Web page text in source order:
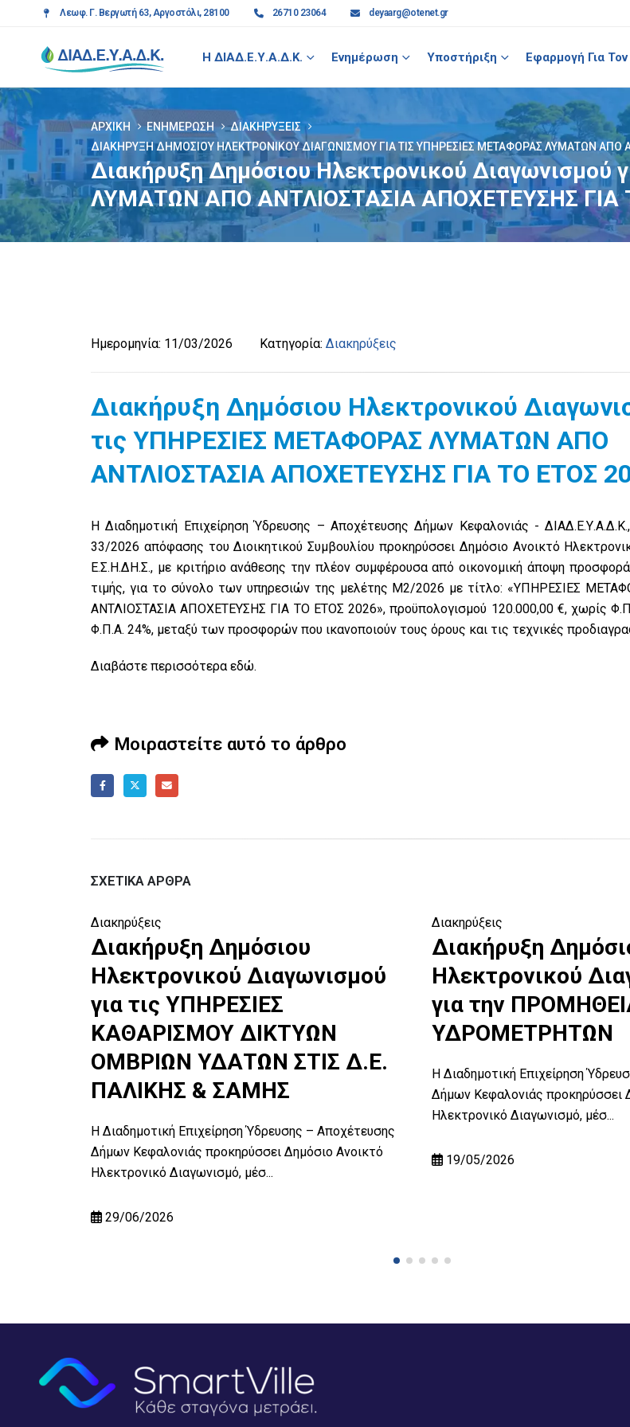
Λεωφ. Γ. Βεργωτή 63, Αργοστόλι, 28100 26710 23064 deyaarg@otenet.gr
Η ΔΙΑΔ.Ε.Υ.Α.Δ.Κ. Ενημέρωση Υποστήριξη Εφαρμογή Για
ΑΡΧΙΚΉ ΕΝΗΜΈΡΩΣΗ
ΔΙΑΚΗΡΎΞΕΙΣ
ΔΙΑΚΉΡΥΞΗ ΔΗΜΌΣΙΟΥ ΗΛΕΚΤΡΟΝΙΚΟΎ ΔΙΑΓΩΝΙΣΜΟΎ ΓΙΑ ΤΙΣ ΥΠΗΡΕΣΙΕΣ ΜΕΤΑΦΟΡΑΣ ΛΥΜΑΤΩΝ ΑΠΟ
Διακήρυξη Δημόσιου Ηλεκτρονικού
ΛΥΜΑΤΩΝ ΑΠΟ ΑΝΤΛΙΟΣΤΑΣΙΑ ΑΠΟΧΕΤΕΥΣΗΣ ΓΙΑ
Ημερομηνία: 11/03/2026 Κατηγορία: Διακηρύξεις
Διακήρυξη Δημόσιου Ηλεκτρονικού
τις ΥΠΗΡΕΣΙΕΣ ΜΕΤΑΦΟΡΑΣ ΛΥΜΑΤΩΝ ΑΠΟ
ΑΝΤΛΙΟΣΤΑΣΙΑ ΑΠΟΧΕΤΕΥΣΗΣ ΓΙΑ ΤΟ ΕΤΟΣ
Η Διαδημοτική Επιχείρηση Ύδρευσης – Αποχέτευσης Δήμων Κεφαλονιάς -
33/2026 απόφασης του Διοικητικού Συμβουλίου προκηρύσσει Δημόσιο Ανοικτό
Ε.Σ.Η.ΔΗ.Σ., με κριτήριο ανάθεσης την πλέον συμφέρουσα από οικονομική άποψη
τιμής, για το σύνολο των υπηρεσιών της μελέτης Μ2/2026 με τίτλο: «ΥΠΗΡΕΣΙΕΣ
ΑΝΤΛΙΟΣΤΑΣΙΑ ΑΠΟΧΕΤΕΥΣΗΣ ΓΙΑ ΤΟ ΕΤΟΣ 2026», προϋπολογισμού 120.000,00 €, χωρίς
Φ.Π.Α. 24%, μεταξύ των προσφορών που ικανοποιούν τους όρους και τις τεχνικές
Διαβάστε περισσότεραεδώ.
Μοιραστείτε αυτό το άρθρο
ΣΧΕΤΙΚΆ ΆΡΘΡΑ
Διακηρύξεις
Διακήρυξη Δημόσιου
Ηλεκτρονικού Διαγωνισμού
για τις ΥΠΗΡΕΣΙΕΣ
ΚΑΘΑΡΙΣΜΟΥ ΔΙΚΤΥΩΝ
ΟΜΒΡΙΩΝ ΥΔΑΤΩΝ ΣΤΙΣ Δ.Ε.
ΠΑΛΙΚΗΣ & ΣΑΜΗΣ
Η Διαδημοτική Επιχείρηση Ύδρευσης – Αποχέτευσης
Δήμων Κεφαλονιάς προκηρύσσει Δημόσιο Ανοικτό
Ηλεκτρονικό Διαγωνισμό, μέσ...
29/06/2026
Διακηρύξεις
Διακήρυξη
Ηλεκτρονικού
για την
ΥΔΡΟΜΕΤΡΗΤΩΝ
Η Διαδημοτική Επιχείρηση
Δήμων Κεφαλονιάς προκηρύσσει
Ηλεκτρονικό Διαγωνισμό, μέσ...
19/05/2026